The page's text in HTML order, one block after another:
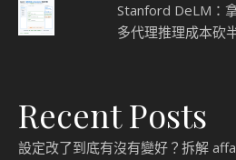
Stanford DeLM：
多代理推理成本砍
Recent Posts
設定改了到底有沒有變好？拆解